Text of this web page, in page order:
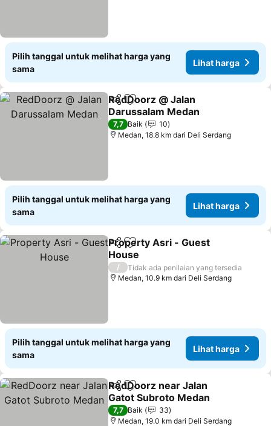
Pilih tanggal untuk melihat harga yang
sama
Lihat harga
BagikanTambahkan ke favorit
RedDoorz @ Jalan
Darussalam Medan
Lihat harga
7,7 Baik
10
Medan, 18.8 km dari Deli Serdang
Pilih tanggal untuk melihat harga yang
sama
Lihat harga
BagikanTambahkan ke favorit
Property Asri - Guest
House
Lihat harga
/
Tidak ada penilaian yang tersedia
Medan, 10.9 km dari Deli Serdang
Pilih tanggal untuk melihat harga yang
sama
Lihat harga
BagikanTambahkan ke favorit
RedDoorz near Jalan
Gatot Subroto Medan
Lihat harga
7,7 Baik
33
Medan, 19.0 km dari Deli Serdang